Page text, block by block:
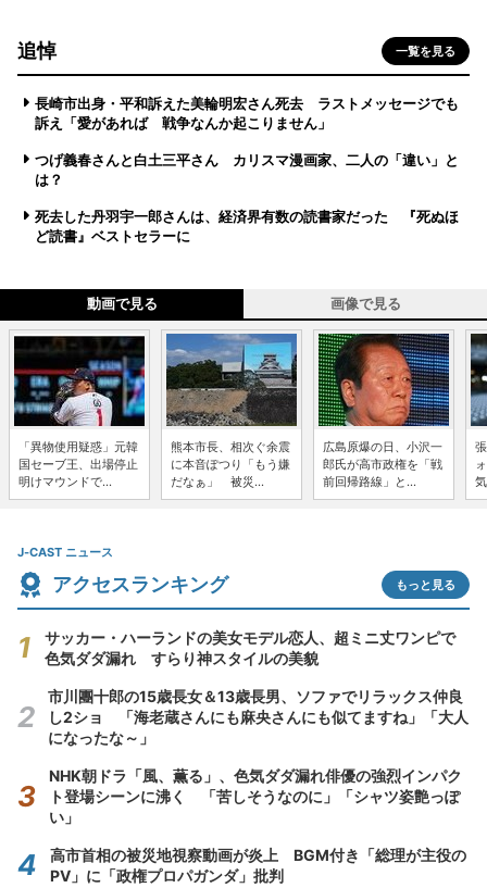
追悼 一覧を見る
長崎市出身・平和訴えた美輪明宏さん死去 ラストメッセージでも
訴え「愛があれば 戦争なんか起こりません」
つげ義春さんと白土三平さん カリスマ漫画家、二人の「違い」と
は？
死去した丹羽宇一郎さんは、経済界有数の読書家だった 『死ぬほ
ど読書』ベストセラーに
動画で見る 画像で見る
「異物使用疑惑」元韓
国セーブ王、出場停止
明けマウンドで...
熊本市長、相次ぐ余震
に本音ぽつり「もう嫌
だなぁ」 被災...
広島原爆の日、小沢一
郎氏が高市政権を「戦
前回帰路線」と...
J-CAST ニュース
アクセスランキング もっと見る
サッカー・ハーランドの美女モデル恋人、超ミニ丈ワンピで
色気ダダ漏れ すらり神スタイルの美貌
市川團十郎の15歳長女＆13歳長男、ソファでリラックス仲良
し2ショ 「海老蔵さんにも麻央さんにも似てますね」「大人
になったな～」
NHK朝ドラ「風、薫る」、色気ダダ漏れ俳優の強烈インパク
ト登場シーンに沸く 「苦しそうなのに」「シャツ姿艶っぽ
い」
高市首相の被災地視察動画が炎上 BGM付き「総理が主役の
PV」に「政権プロパガンダ」批判